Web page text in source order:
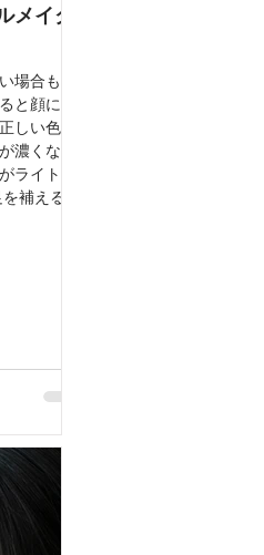
イク
場合もあ
と顔に影
しい色味
濃くなる
ライト付
補えるの